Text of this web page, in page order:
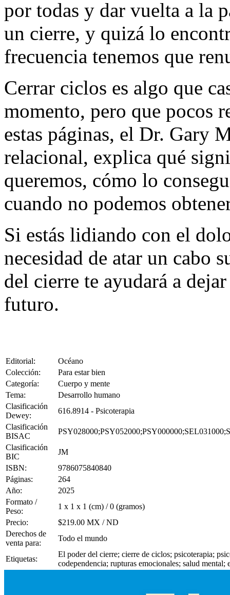
por todas y dar vuelta a la
un cierre, y quizá lo
frecuencia tenemos que
Cerrar ciclos es algo que
momento, pero que pocos
estas páginas, el Dr. Gary
relacional, explica qué
queremos, cómo lo
cuando no podemos
Si estás lidiando con el
necesidad de atar un cabo
del cierre te ayudará a
futuro.
Editorial:
Océano
Colección:
Para estar bien
Categoría:
Cuerpo y mente
Tema:
Desarrollo humano
Clasificación
Dewey:
616.8914 - Psicoterapia
Clasificación
BISAC
Clasificación
BIC
JM
ISBN:
9786075840840
Páginas:
264
Año:
2025
Formato /
Peso:
1 x 1 x 1 (cm) / 0 (gramos)
Precio:
$219.00 MX / ND
Derechos de
venta para:
Todo el mundo
Etiquetas:
El poder del cierre; cierre de ciclos; psicoterapia;
codependencia; rupturas emocionales; salud